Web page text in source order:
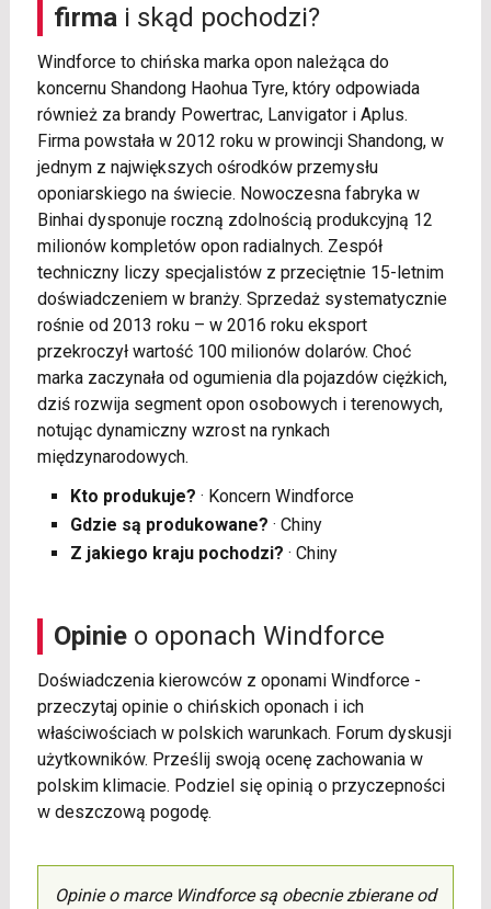
firma i skąd pochodzi?
Windforce to chińska marka opon należąca do
koncernu Shandong Haohua Tyre, który odpowiada
również za brandy Powertrac, Lanvigator i Aplus.
Firma powstała w 2012 roku w prowincji Shandong, w
jednym z największych ośrodków przemysłu
oponiarskiego na świecie. Nowoczesna fabryka w
Binhai dysponuje roczną zdolnością produkcyjną 12
milionów kompletów opon radialnych. Zespół
techniczny liczy specjalistów z przeciętnie 15-letnim
doświadczeniem w branży. Sprzedaż systematycznie
rośnie od 2013 roku – w 2016 roku eksport
przekroczył wartość 100 milionów dolarów. Choć
marka zaczynała od ogumienia dla pojazdów ciężkich,
dziś rozwija segment opon osobowych i terenowych,
notując dynamiczny wzrost na rynkach
międzynarodowych.
Kto produkuje? · Koncern Windforce
Gdzie są produkowane? · Chiny
Z jakiego kraju pochodzi? · Chiny
Opinieo oponach Windforce
Doświadczenia kierowców z oponami Windforce -
przeczytaj opinie o chińskich oponach i ich
właściwościach w polskich warunkach. Forum dyskusji
użytkowników. Prześlij swoją ocenę zachowania w
polskim klimacie. Podziel się opinią o przyczepności
w deszczową pogodę.
Opinie o marce Windforce są obecnie zbierane od